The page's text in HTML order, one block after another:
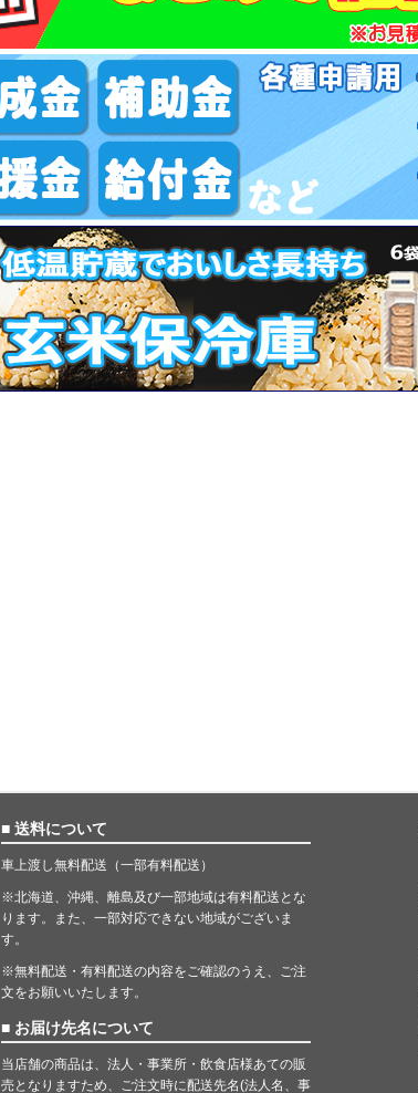
■ 送料について
車上渡し無料配送（一部有料配送）
※北海道、沖縄、離島及び一部地域は有料配送とな
ります。また、一部対応できない地域がございま
す。
※無料配送・有料配送の内容をご確認のうえ、ご注
文をお願いいたします。
■ お届け先名について
当店舗の商品は、法人・事業所・飲食店様あての販
売となりますため、ご注文時に配送先名(法人名、事